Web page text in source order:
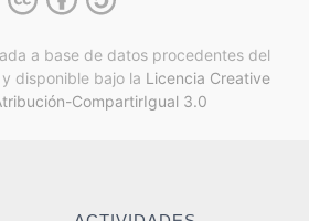
a base de datos procedentes del
disponible bajo la Licencia Creative
CompartirIgual 3.0